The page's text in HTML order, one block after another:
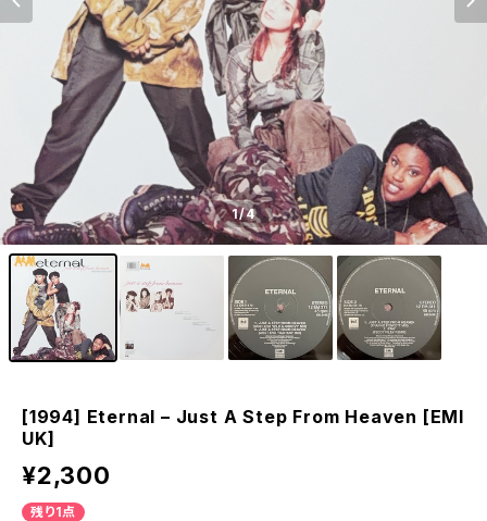
1/4
[1994] Eternal – Just A Step From Heaven [EMI
UK]
¥2,300
残り1点